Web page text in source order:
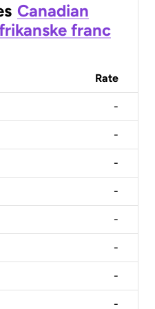
Canadian
franc
Rate
-
-
-
-
-
-
-
-